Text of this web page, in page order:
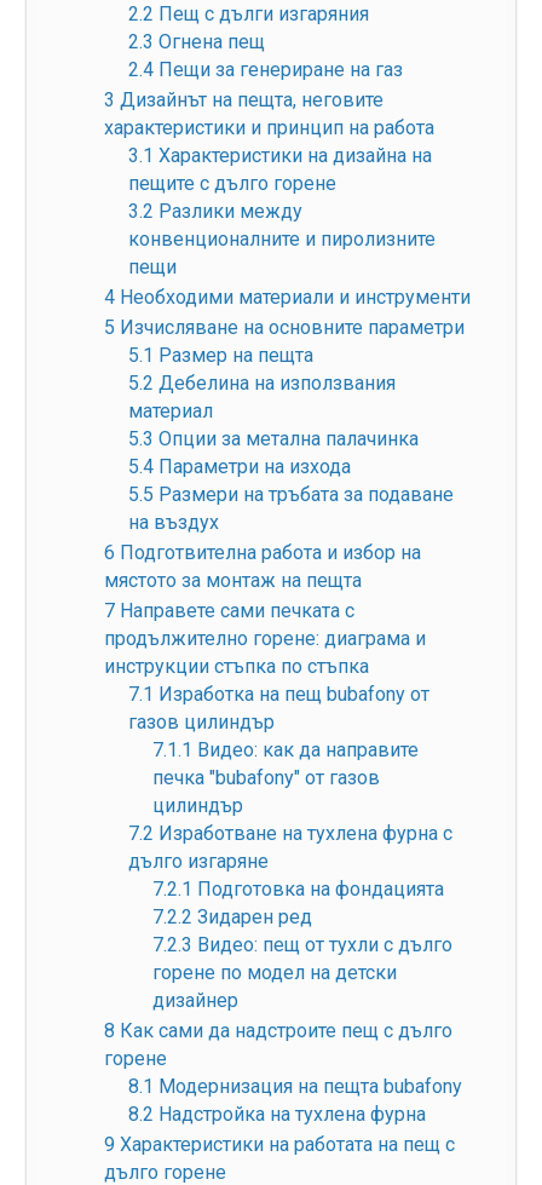
2.2 Пещ с дълги изгаряния
2.3 Огнена пещ
2.4 Пещи за генериране на газ
3 Дизайнът на пещта, неговите
характеристики и принцип на работа
3.1 Характеристики на дизайна на
пещите с дълго горене
3.2 Разлики между
конвенционалните и пиролизните
пещи
4 Необходими материали и инструменти
5 Изчисляване на основните параметри
5.1 Размер на пещта
5.2 Дебелина на използвания
материал
5.3 Опции за метална палачинка
5.4 Параметри на изхода
5.5 Размери на тръбата за подаване
на въздух
6 Подготвителна работа и избор на
мястото за монтаж на пещта
7 Направете сами печката с
продължително горене: диаграма и
инструкции стъпка по стъпка
7.1 Изработка на пещ bubafony от
газов цилиндър
7.1.1 Видео: как да направите
печка "bubafony" от газов
цилиндър
7.2 Изработване на тухлена фурна с
дълго изгаряне
7.2.1 Подготовка на фондацията
7.2.2 Зидарен ред
7.2.3 Видео: пещ от тухли с дълго
горене по модел на детски
дизайнер
8 Как сами да надстроите пещ с дълго
горене
8.1 Модернизация на пещта bubafony
8.2 Надстройка на тухлена фурна
9 Характеристики на работата на пещ с
дълго горене